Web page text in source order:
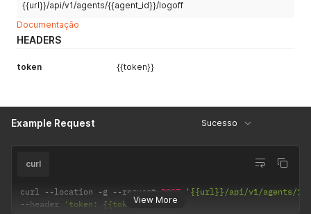
{{url}}/api/v1/agents/{{agent_id}}/logoff
Documentação
HEADERS
token {{token}}
Example Request Sucesso
View More
curl
curl --location -g --request POST
'{{url}}/api/v1/agents/
--header 'token: {{token}}'